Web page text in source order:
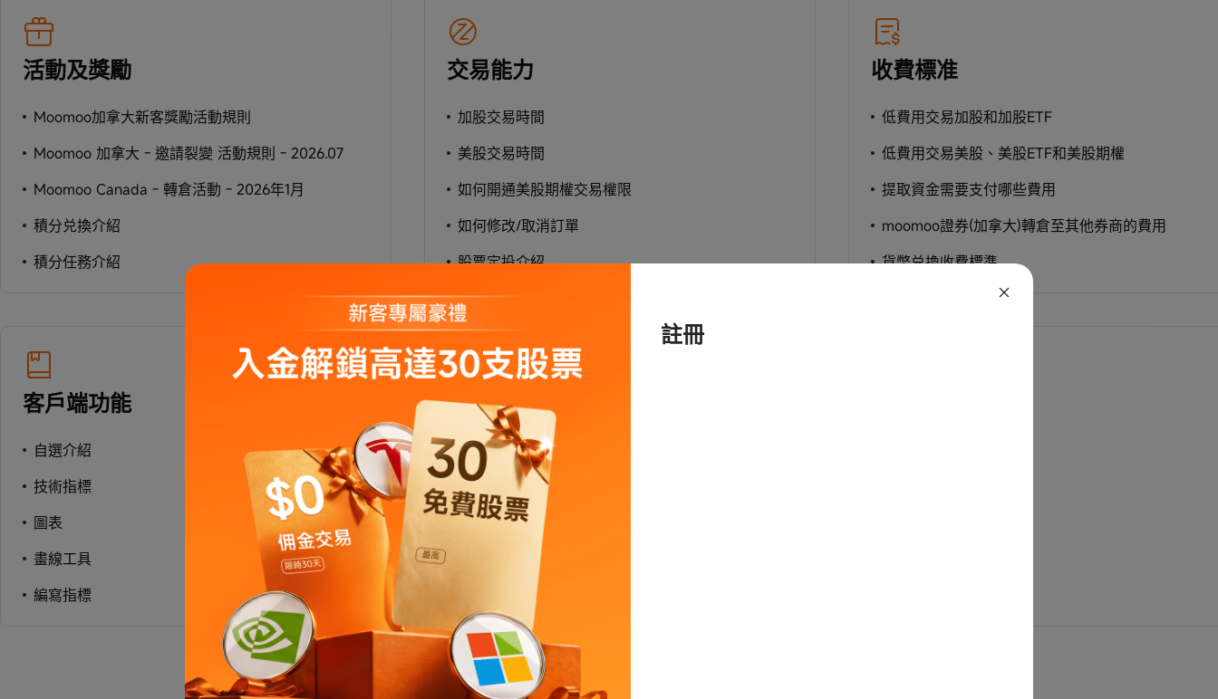
註冊
活動及獎勵
Moomoo加拿大新客獎勵活動規則
Moomoo 加拿大 - 邀請裂變 活動規則 - 2026.07
Moomoo Canada - 轉倉活動 - 2026年1月
積分兑換介紹
積分任務介紹
交易能力
加股交易時間
美股交易時間
如何開通美股期權交易權限
如何修改/取消訂單
股票定投介紹
收費標准
低費用交易加股和加股ETF
低費用交易美股、美股ETF和美股期權
提取資金需要支付哪些費用
moomoo證券(加拿大)轉倉至其他券商的費用
貨幣兑換收費標準
客戶端功能
自選介紹
技術指標
圖表
畫線工具
編寫指標
條款和風險披露
Other Disclosures
Other Disclosures (FR)
Moomoo服務升級通知 - 更換託管經紀商
Moomoo Financial Canada Inc. Privacy Policy